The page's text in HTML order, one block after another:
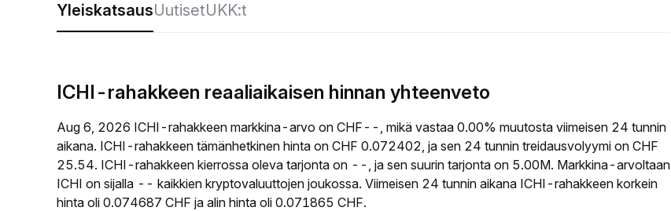
YleiskatsausUutisetUKK:t
ICHI-rahakkeen reaaliaikaisen hinnan yhteenveto
Aug 6, 2026 ICHI-rahakkeen markkina-arvo on CHF--, mikä vastaa 0.00% muutosta viimeisen 24 tunnin
aikana. ICHI-rahakkeen tämänhetkinen hinta on CHF 0.072402, ja sen 24 tunnin treidausvolyymi on CHF
25.54. ICHI-rahakkeen kierrossa oleva tarjonta on --, ja sen suurin tarjonta on 5.00M. Markkina-arvoltaan
ICHI on sijalla -- kaikkien kryptovaluuttojen joukossa. Viimeisen 24 tunnin aikana ICHI-rahakkeen korkein
hinta oli 0.074687 CHF ja alin hinta oli 0.071865 CHF.